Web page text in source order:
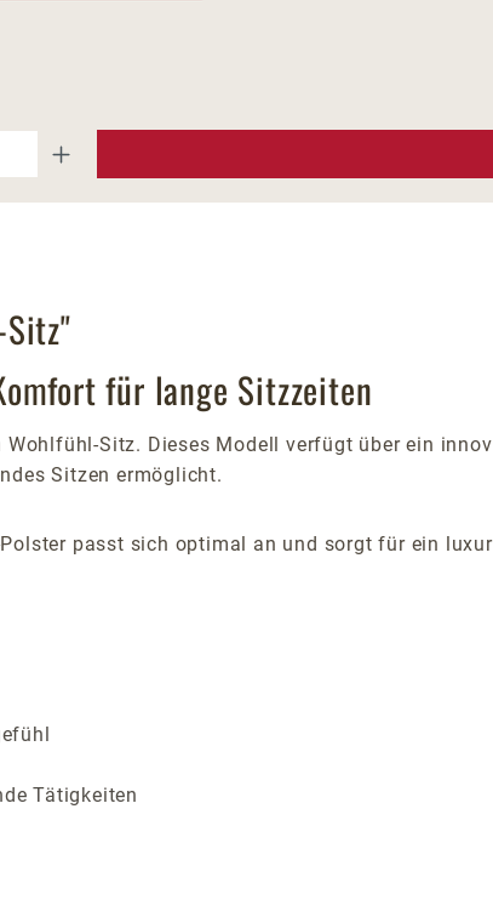
Wert ein oder benutze
für lange Sitzzeiten
Sitz. Dieses Modell verfügt über ein
Sitzen ermöglicht.
passt sich optimal an und sorgt für ein
Tätigkeiten